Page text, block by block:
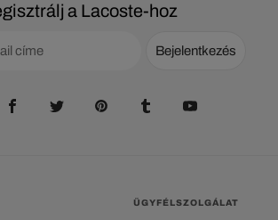
a Lacoste-hoz
Bejelentkezés
ÜGYFÉLSZOLGÁLAT